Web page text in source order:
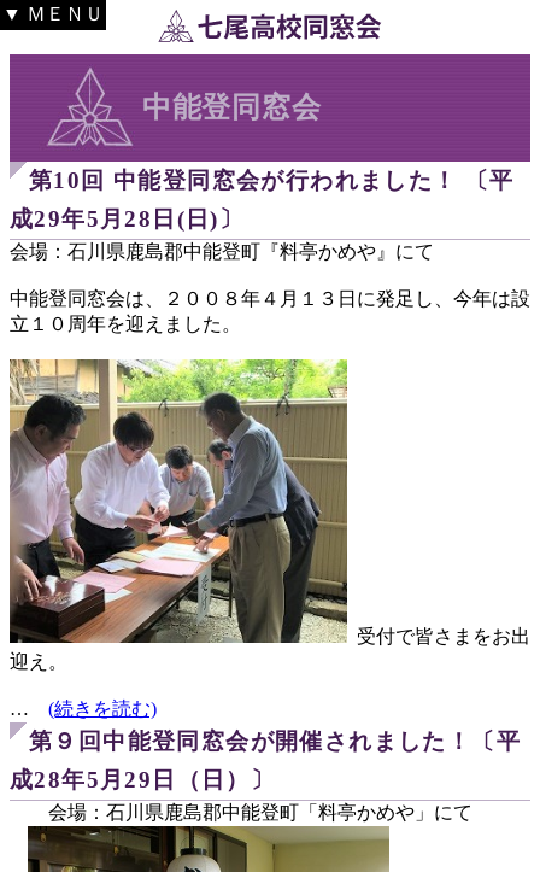
▼ ＭＥＮＵ
中能登同窓会
第10回 中能登同窓会が行われました！ 〔平
成29年5月28日(日)〕
会場：石川県鹿島郡中能登町『料亭かめや』にて
中能登同窓会は、２００８年４月１３日に発足し、今年は設
立１０周年を迎えました。
受付で皆さまをお出
迎え。
… (続きを読む)
第９回中能登同窓会が開催されました！〔平
成28年5月29日（日）〕
会場：石川県鹿島郡中能登町「料亭かめや」にて